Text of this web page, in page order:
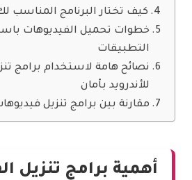
كيف تختار البرنامج المناسب
خطوات تحميل الفيديوهات
التطبيقات
نصائح هامة لاستخدام برامج
للأندرويد بأمان
مقارنة بين برامج تنزيل
أهمية برامج تنزيل